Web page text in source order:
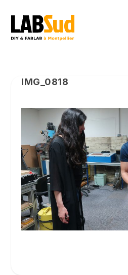
IMG_0818